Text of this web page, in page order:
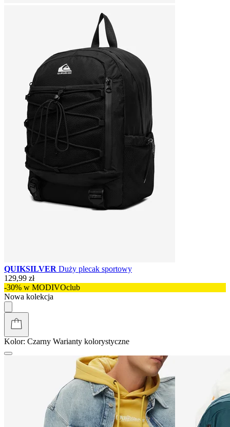
QUIKSILVER Duży plecak sportowy
129,99 zł
-30% w MODIVOclub
Nowa kolekcja
Kolor: Czarny Warianty kolorystyczne